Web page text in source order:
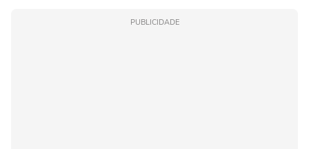
PUBLICIDADE